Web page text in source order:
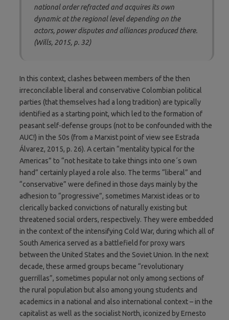
national order refracted and acquires its own
dynamic at the regional level depending on the
actors, power disputes and alliances produced there.
(Wills, 2015, p. 32)
In this context, clashes between members of the then
irreconcilable liberal and conservative Colombian political
parties (that themselves had a long tradition) are typically
identified as a starting point, which led to the formation of
peasant self-defense groups (not to be confounded with the
AUC!) in the 50s (from a Marxist point of view see Estrada
Álvarez, 2015, p. 26). A certain “mentality typical for the
Americas” to “not hesitate to take things into one´s own
hand” certainly played a role also. The terms “liberal” and
“conservative” were defined in those days mainly by the
adhesion to “progressive”, sometimes Marxist ideas or to
clerically backed convictions of naturally existing but
threatened social orders, respectively. They were embedded
in the context of the intensifying Cold War, during which all of
South America served as a battlefield for proxy wars
between the United States and the Soviet Union. In the next
decade, these armed groups became “revolutionary
guerrillas”, sometimes popular not only among sections of
the rural population but also among young students and
academics in a national and also international context – in the
capitalist as well as the socialist North, iconized by Ernesto